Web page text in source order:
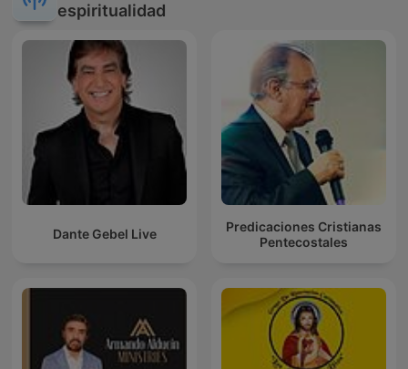
espiritualidad
Dante Gebel Live
Predicaciones Cristianas
Pentecostales